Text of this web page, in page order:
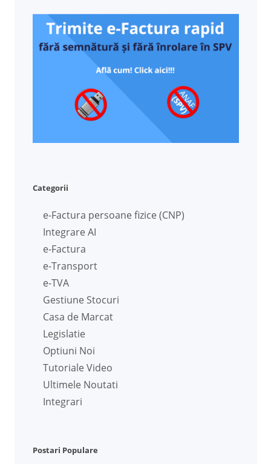
Categorii
e-Factura persoane fizice (CNP)
Integrare AI
e-Factura
e-Transport
e-TVA
Gestiune Stocuri
Casa de Marcat
Legislatie
Optiuni Noi
Tutoriale Video
Ultimele Noutati
Integrari
Postari Populare